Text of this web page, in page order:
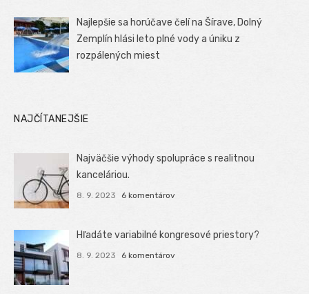
Najlepšie sa horúčave čelí na Šírave, Dolný
Zemplín hlási leto plné vody a úniku z
rozpálených miest
NAJČÍTANEJŠIE
Najväčšie výhody spolupráce s realitnou
kanceláriou.
8. 9. 2023 6 komentárov
Hľadáte variabilné kongresové priestory?
8. 9. 2023 6 komentárov